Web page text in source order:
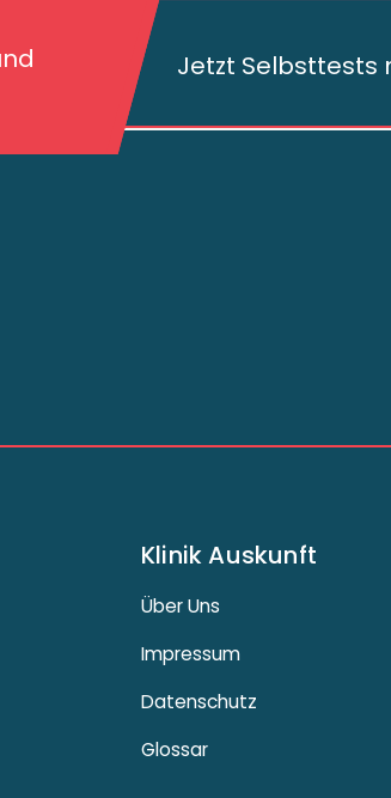
Jetzt Selbsttests
Klinik Auskunft
Über Uns
Impressum
Datenschutz
Glossar